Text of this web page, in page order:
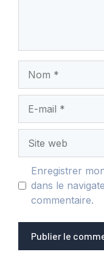
mail
web
Enregistrer
dans le
commentaire.